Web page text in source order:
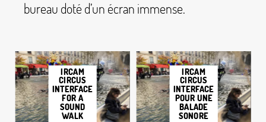
bureau doté d’un écran immense.
IRCAM
CIRCUS
INTERFACE
FOR A
SOUND
WALK
IRCAM
CIRCUS
INTERFACE
POUR UNE
BALADE
SONORE